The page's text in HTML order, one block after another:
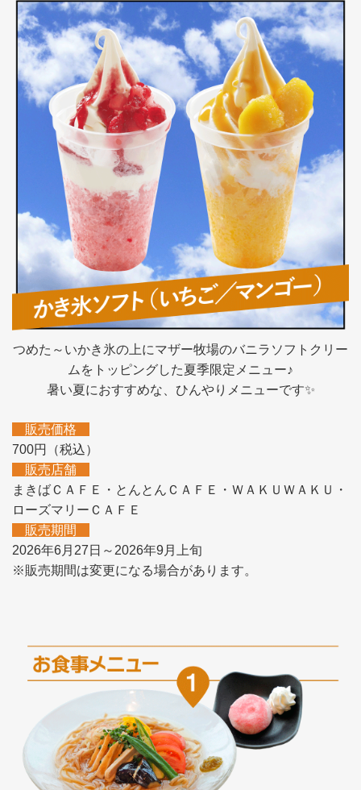
つめた～いかき氷の上にマザー牧場のバニラソフトクリー
ムをトッピングした夏季限定メニュー♪
暑い夏におすすめな、ひんやりメニューです✨
販売価格
700円（税込）
販売店舗
まきばＣＡＦＥ・とんとんＣＡＦＥ・ＷＡＫＵＷＡＫＵ・
ローズマリーＣＡＦＥ
販売期間
2026年6月27日～2026年9月上旬
※販売期間は変更になる場合があります。